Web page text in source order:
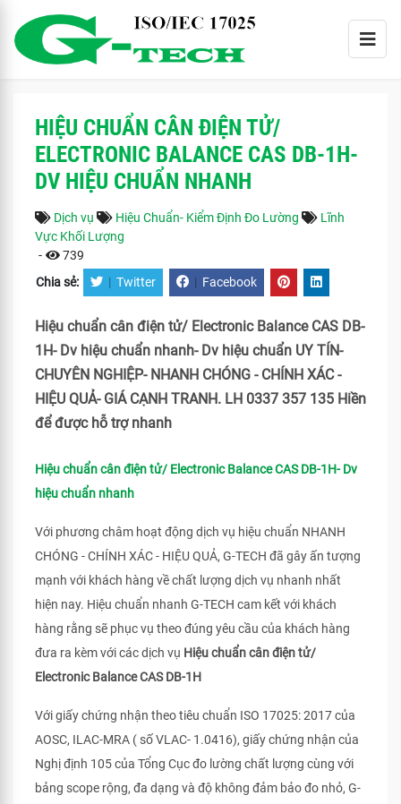
HIỆU CHUẨN CÂN ĐIỆN TỬ/
ELECTRONIC BALANCE CAS DB-1H-
DV HIỆU CHUẨN NHANH
Dịch vụ Hiệu Chuẩn- Kiểm Định Đo Lường
Lĩnh
Vực Khối Lượng
-
739
Chia sẻ: | Twitter | Facebook
Hiệu chuẩn cân điện tử/ Electronic Balance CAS DB-
1H- Dv hiệu chuẩn nhanh- Dv hiệu chuẩn UY TÍN-
CHUYÊN NGHIỆP- NHANH CHÓNG - CHÍNH XÁC -
HIỆU QUẢ- GIÁ CẠNH TRANH. LH 0337 357 135 Hiền
để được hỗ trợ nhanh
Hiệu chuẩn cân điện tử/ Electronic Balance CAS DB-1H- Dv
hiệu chuẩn nhanh
Với phương châm hoạt động dịch vụ hiệu chuẩn NHANH
CHÓNG - CHÍNH XÁC - HIỆU QUẢ, G-TECH đã gây ấn tượng
mạnh với khách hàng về chất lượng dịch vụ nhanh nhất
hiện nay. Hiệu chuẩn nhanh G-TECH cam kết với khách
hàng rằng sẽ phục vụ theo đúng yêu cầu của khách hàng
đưa ra kèm với các dịch vụ Hiệu chuẩn cân điện tử/
Electronic Balance CAS DB-1H
Với giấy chứng nhận theo tiêu chuẩn ISO 17025: 2017 của
AOSC, ILAC-MRA ( số VLAC- 1.0416), giấy chứng nhận của
Nghị định 105 của Tổng Cục đo lường chất lượng cùng với
bảng scope rộng, đa dạng và độ không đảm bảo đo nhỏ, G-